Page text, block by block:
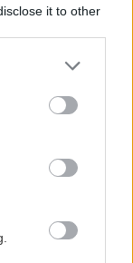
it to other
more Google
may click to
party tags to
below Google
Malmö